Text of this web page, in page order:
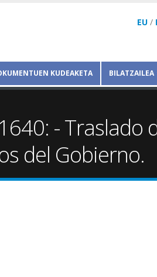
EU /
KUDEAKETA BILATZAILEA
- Traslado
del Gobierno.